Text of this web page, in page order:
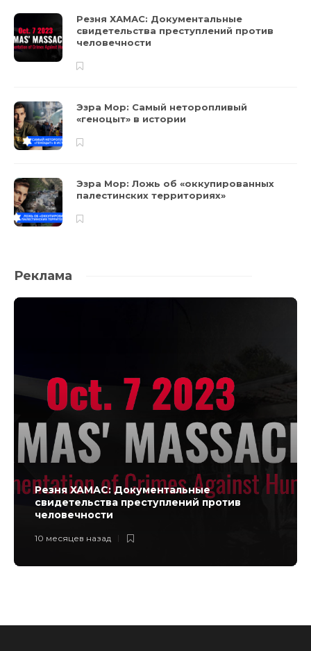
Резня ХАМАС: Документальные
свидетельства преступлений против
человечности
Эзра Мор: Самый неторопливый
«геноцыт» в истории
Эзра Мор: Ложь об «оккупированных
палестинских территориях»
Реклама
Резня ХАМАС: Документальные
свидетельства преступлений против
человечности
10 месяцев назад